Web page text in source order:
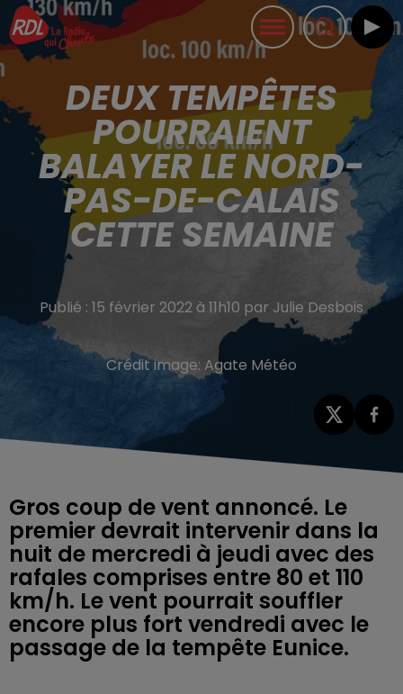
DEUX TEMPÊTES
POURRAIENT
BALAYER LE NORD-
PAS-DE-CALAIS
CETTE SEMAINE
Publié : 15 février 2022 à 11h10 par Julie Desbois
Crédit image: Agate Météo
Gros coup de vent annoncé. Le
premier devrait intervenir dans la
nuit de mercredi à jeudi avec des
rafales comprises entre 80 et 110
km/h. Le vent pourrait souffler
encore plus fort vendredi avec le
passage de la tempête Eunice.